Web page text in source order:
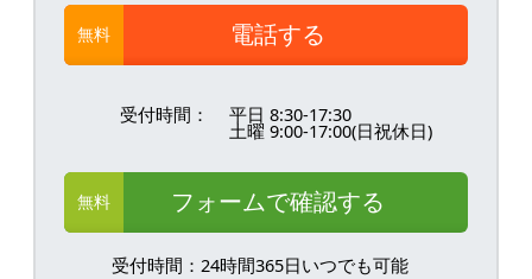
無料 電話する
受付時間： 平日 8:30-17:30
土曜 9:00-17:00(日祝休日)
無料 フォームで確認する
受付時間：24時間365日いつでも可能